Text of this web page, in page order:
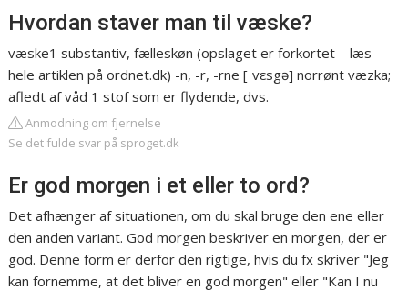
Hvordan staver man til væske?
væske1 substantiv, fælleskøn (opslaget er forkortet – læs
hele artiklen på ordnet.dk) -n, -r, -rne [ˈvεsgə] norrønt væzka;
afledt af våd 1 stof som er flydende, dvs.
Anmodning om fjernelse
Se det fulde svar på sproget.dk
Er god morgen i et eller to ord?
Det afhænger af situationen, om du skal bruge den ene eller
den anden variant. God morgen beskriver en morgen, der er
god. Denne form er derfor den rigtige, hvis du fx skriver "Jeg
kan fornemme, at det bliver en god morgen" eller "Kan I nu